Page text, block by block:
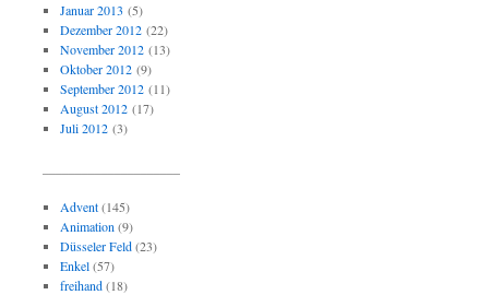
Januar 2013 (5)
Dezember 2012(22)
November 2012(13)
Oktober 2012(9)
September 2012(11)
August 2012(17)
Juli 2012(3)
Advent(145)
Animation (9)
Düsseler Feld(23)
Enkel(57)
freihand(18)